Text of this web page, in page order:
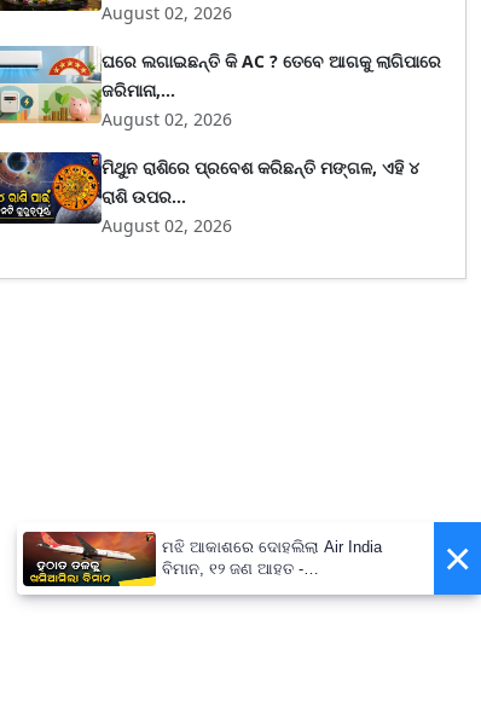
August 02, 2026
ଘରେ ଲଗାଇଛନ୍ତି କି AC ? ତେବେ ଆଗକୁ ଲାଗିପାରେ
ଜରିମାନା,...
August 02, 2026
ମିଥୁନ ରାଶିରେ ପ୍ରବେଶ କରିଛନ୍ତି ମଙ୍ଗଳ, ଏହି ୪
ରାଶି ଉପର...
August 02, 2026
×
ମଝି ଆକାଶରେ ଦୋହଲିଲା Air India
ବିମାନ, ୧୨ ଜଣ ଆହତ -
PrameyaNews7